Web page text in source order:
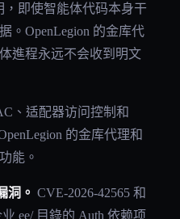
，即使智能体代码本身干
。OpenLegion 的金库代
進程永远不会收到明文
、适配器访问控制和
的金库代理和
能。
洞。 CVE-2026-42565 和
ee/ 目錄的 Auth 依赖项